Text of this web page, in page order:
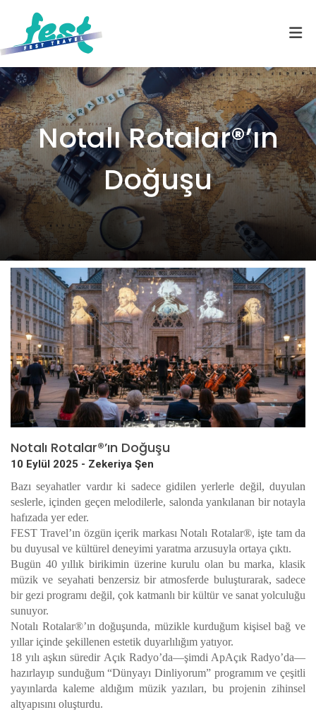
Notalı Rotalar®’ın
Doğuşu
Notalı Rotalar®’ın Doğuşu
10 Eylül 2025 - Zekeriya Şen
Bazı seyahatler vardır ki sadece gidilen yerlerle değil, duyulan
seslerle, içinden geçen melodilerle, salonda yankılanan bir notayla
hafızada yer eder.
FEST Travel’ın özgün içerik markası Notalı Rotalar®, işte tam da
bu duyusal ve kültürel deneyimi yaratma arzusuyla ortaya çıktı.
Bugün 40 yıllık birikimin üzerine kurulu olan bu marka, klasik
müzik ve seyahati benzersiz bir atmosferde buluşturarak, sadece
bir gezi programı değil, çok katmanlı bir kültür ve sanat yolculuğu
sunuyor.
Notalı Rotalar®’ın doğuşunda, müzikle kurduğum kişisel bağ ve
yıllar içinde şekillenen estetik duyarlılığım yatıyor.
18 yılı aşkın süredir Açık Radyo’da—şimdi ApAçık Radyo’da—
hazırlayıp sunduğum “Dünyayı Dinliyorum” programım ve çeşitli
yayınlarda kaleme aldığım müzik yazıları, bu projenin zihinsel
altyapısını oluşturdu.